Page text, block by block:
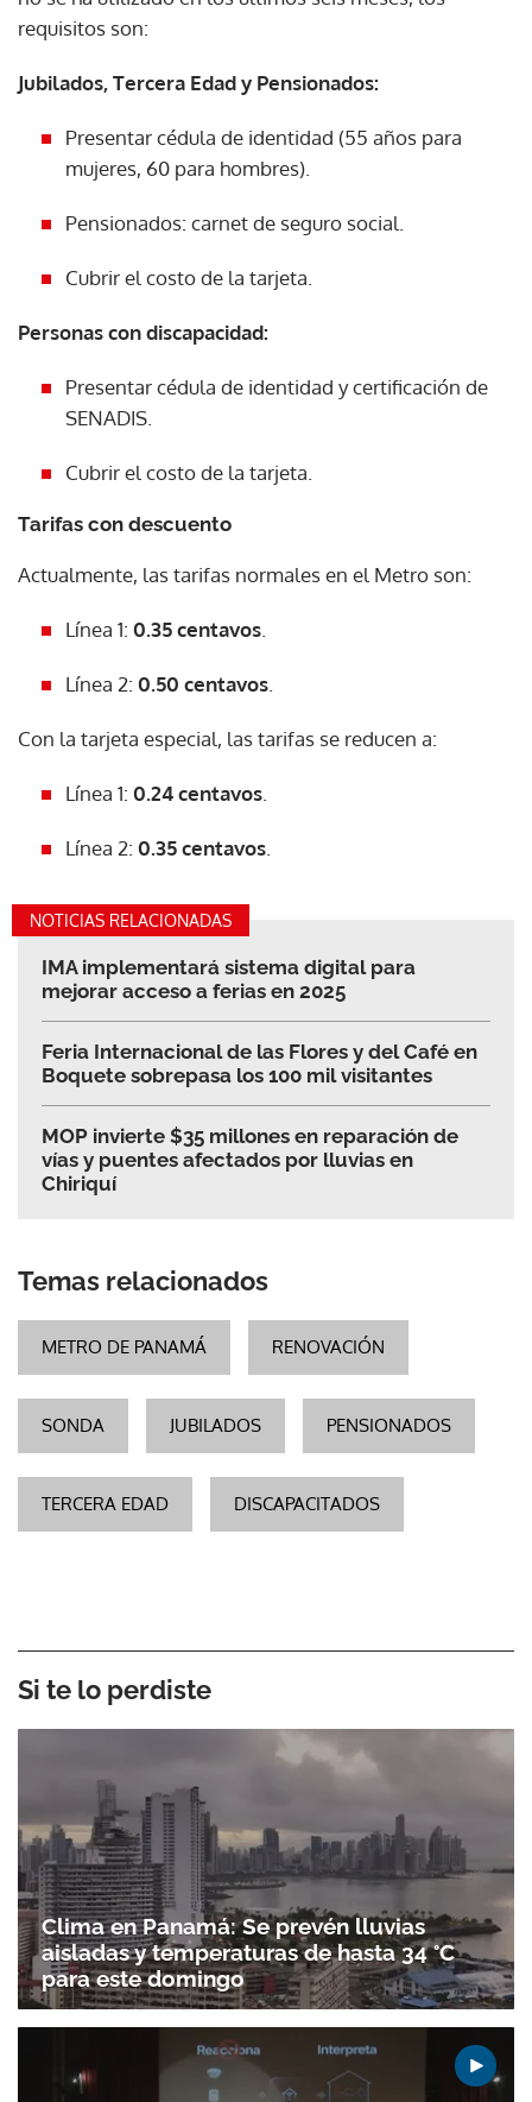
requisitos son:
Jubilados, Tercera Edad y Pensionados:
Presentar cédula de identidad (55 años para
mujeres, 60 para hombres).
Pensionados: carnet de seguro social.
Cubrir el costo de la tarjeta.
Personas con discapacidad:
Presentar cédula de identidad y certificación de
SENADIS.
Cubrir el costo de la tarjeta.
Tarifas con descuento
Actualmente, las tarifas normales en el Metro son:
Línea 1: 0.35 centavos.
Línea 2: 0.50 centavos.
Con la tarjeta especial, las tarifas se reducen a:
Línea 1: 0.24 centavos.
Línea 2: 0.35 centavos.
NOTICIAS RELACIONADAS
IMA implementará sistema digital para
mejorar acceso a ferias en 2025
Feria Internacional de las Flores y del Café en
Boquete sobrepasa los 100 mil visitantes
MOP invierte $35 millones en reparación de
vías y puentes afectados por lluvias en
Chiriquí
Temas relacionados
METRO DE PANAMÁ RENOVACIÓN
SONDA JUBILADOS PENSIONADOS
TERCERA EDAD DISCAPACITADOS
Si te lo perdiste
Clima en Panamá: Se prevén lluvias
aisladas y temperaturas de hasta 34 °C
para este domingo